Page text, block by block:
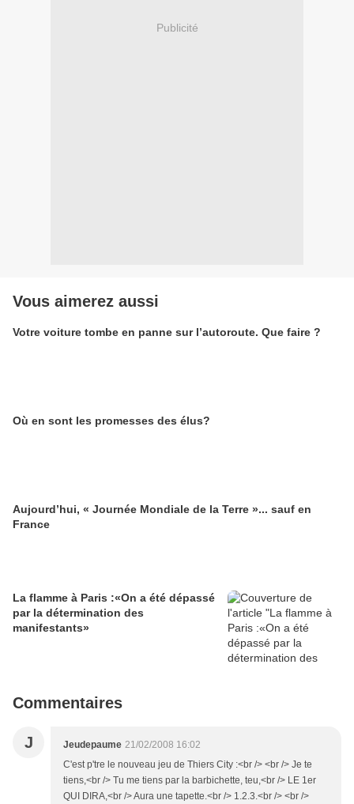
Publicité
Vous aimerez aussi
Votre voiture tombe en panne sur l’autoroute. Que faire ?
Où en sont les promesses des élus?
Aujourd’hui, « Journée Mondiale de la Terre »... sauf en
France
La flamme à Paris :«On a été dépassé
par la détermination des
manifestants»
Commentaires
J Jeudepaume 21/02/2008 16:02
C'est p'tre le nouveau jeu de Thiers City :<br /> <br /> Je te
tiens,<br /> Tu me tiens par la barbichette, teu,<br /> LE 1er
QUI DIRA,<br /> Aura une tapette.<br /> 1.2.3.<br /> <br />